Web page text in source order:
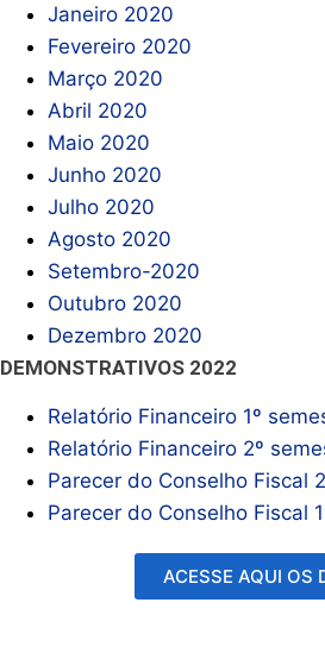
Janeiro 2020
Fevereiro 2020
Março 2020
Abril 2020
Maio 2020
Junho 2020
Julho 2020
Agosto 2020
Setembro-2020
Outubro 2020
Dezembro 2020
DEMONSTRATIVOS 2022
Relatório Financeiro 1º
Relatório Financeiro 2º
Parecer do Conselho Fiscal
Parecer do Conselho Fiscal
ACESSE AQUI OS